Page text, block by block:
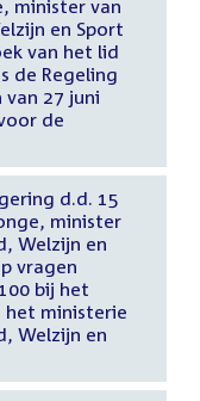
minister van
en Sport
van het lid
de Regeling
27 juni
de
d.d. 15
minister
Welzijn en
vragen
bij het
het ministerie
Welzijn en